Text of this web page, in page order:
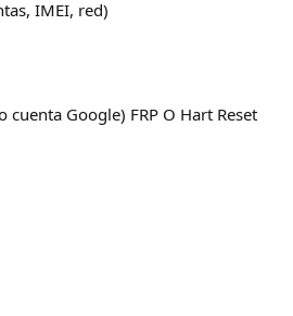
IMEI, red)
cuenta Google) FRP O Hart Reset